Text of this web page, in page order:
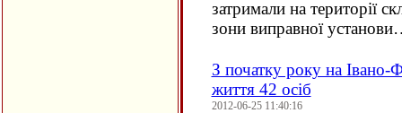
затримали на території
зони виправної
З початку року на
життя 42 осіб
2012-06-25 11:40:16